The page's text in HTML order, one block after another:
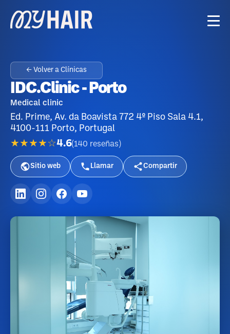
← Volver a Clínicas
IDC.Clinic - Porto
Medical clinic
Ed. Prime, Av. da Boavista 772 4º Piso Sala 4.1,
4100-111 Porto, Portugal
★★★★☆4.6(140 reseñas )
Sitio web Llamar Compartir